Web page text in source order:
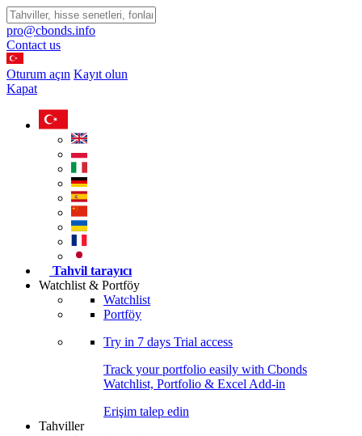
pro@cbonds.info
Contact us
Oturum açın Kayıt olun
Kapat
Tahvil tarayıcı
Watchlist & Portföy
Watchlist
Portföy
Try in 7 days Trial access
Track your portfolio easily with Cbonds
Watchlist, Portfolio & Excel Add-in
Erişim talep edin
Tahviller